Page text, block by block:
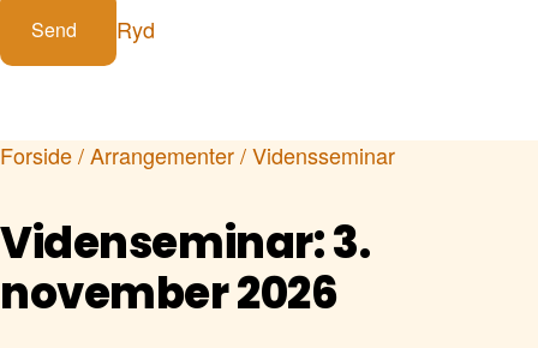
Ryd
Forside/Arrangementer/Vidensseminar
Videnseminar: 3.
november 2026